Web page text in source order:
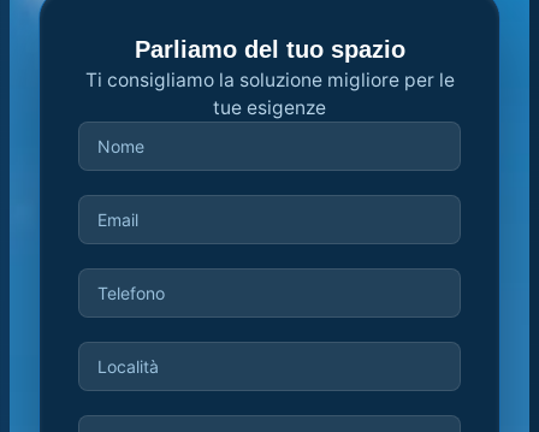
Parliamo del tuo spazio
Ti consigliamo la soluzione migliore per le
tue esigenze